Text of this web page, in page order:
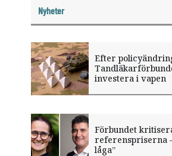
Nyheter
Efter
investera i vapen
Förbundet
referenspriserna
låga”